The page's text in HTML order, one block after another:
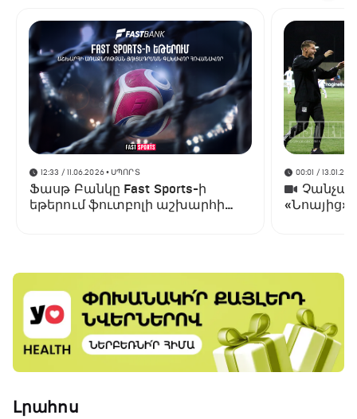
12:33 / 11.06.2026• ՍՊՈՐՏ
Ֆասթ Բանկը Fast Sports-ի
եթերում ֆուտբոլի աշխարհի
00:01 /
«Նոայից»
Լրահոս